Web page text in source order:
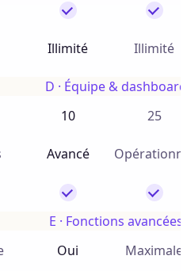
Illimité Illimité
D · Équipe & dashboard
10
25
Avancé
E · Fonctions avancées
Oui
Maximale